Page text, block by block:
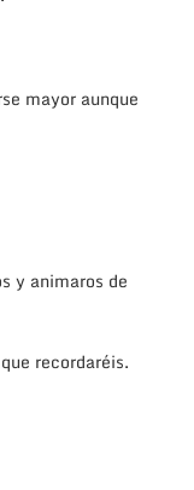
mayor aunque
y animaros de
recordaréis.